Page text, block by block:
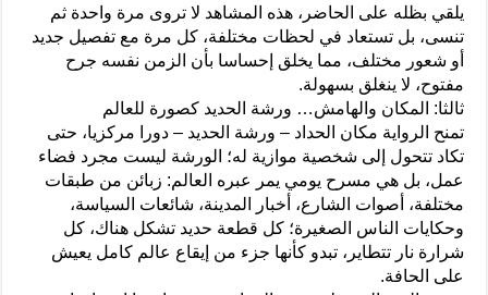
يلقي بظله على الحاضر، هذه المشاهد لا تروى مرة واحدة ثم
تنسى، بل تستعاد في لحظات مختلفة، كل مرة مع تفصيل جديد
أو شعور مختلف، مما يخلق إحساسا بأن الزمن نفسه جرح
مفتوح، لا ينغلق بسهولة.
ثالثا: المكان والهامش… ورشة الحديد كصورة للعالم
تمنح الرواية مكان الحداد – ورشة الحديد – دورا مركزيا، حتى
تكاد تتحول إلى شخصية موازية له؛ الورشة ليست مجرد فضاء
عمل، بل هي مسرح يومي يمر عبره العالم: زبائن من طبقات
مختلفة، أصوات الشارع، أخبار المدينة، شائعات السياسة،
وحكايات الناس الصغيرة؛ كل قطعة حديد تشكل هناك، كل
شرارة نار تتطاير، تبدو كأنها جزء من إيقاع عالم كامل يعيش
على الحافة.